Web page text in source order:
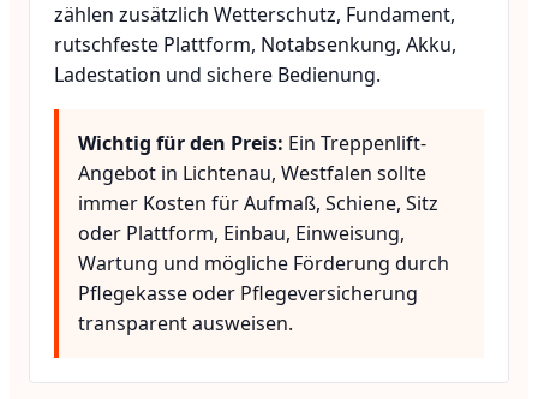
zählen zusätzlich Wetterschutz, Fundament,
rutschfeste Plattform, Notabsenkung, Akku,
Ladestation und sichere Bedienung.
Wichtig für den Preis: Ein Treppenlift-
Angebot in Lichtenau, Westfalen sollte
immer Kosten für Aufmaß, Schiene, Sitz
oder Plattform, Einbau, Einweisung,
Wartung und mögliche Förderung durch
Pflegekasse oder Pflegeversicherung
transparent ausweisen.